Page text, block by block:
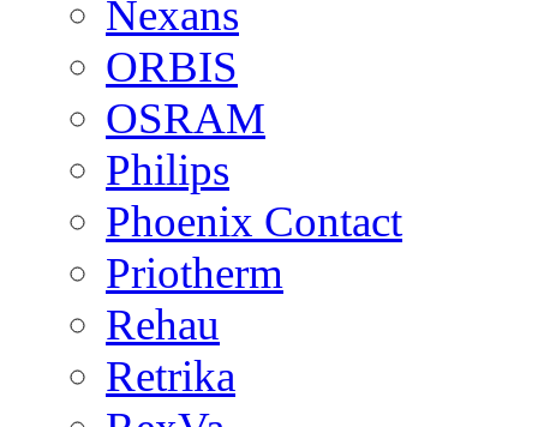
Nexans
ORBIS
OSRAM
Philips
Phoenix Contact
Priotherm
Rehau
Retrika